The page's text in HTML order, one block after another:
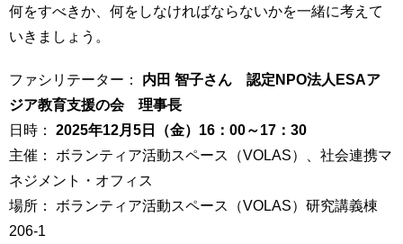
試
報
寄
を
す
る
一
般・
域
の
教
職
専
用
何をすべきか、何をしなければならないかを一緒に考えて
いきましょう。
ファシリテーター： 内田 智子さん 認定NPO法人ESAア
ジア教育支援の会 理事長
日時： 2025年12月5日（金）16：00～17：30
主催： ボランティア活動スペース（VOLAS）、社会連携マ
ネジメント・オフィス
場所： ボランティア活動スペース（VOLAS）研究講義棟
206‐1